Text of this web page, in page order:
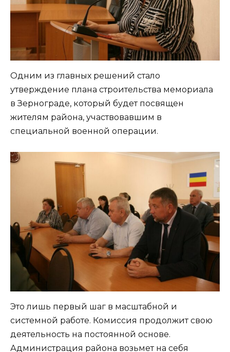
Одним из главных решений стало
утверждение плана строительства мемориала
в Зернограде, который будет посвящен
жителям района, участвовавшим в
специальной военной операции.
Это лишь первый шаг в масштабной и
системной работе. Комиссия продолжит свою
деятельность на постоянной основе.
Администрация района возьмет на себя